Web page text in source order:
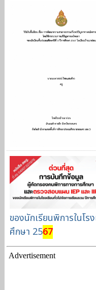
ของนักเรียนพิการในโร
ศึกษา 2567
Advertisement